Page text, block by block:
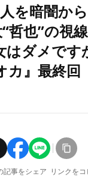
を暗闇か
哲也”の視
はダメで
カ』最終回
記事をシェア リンクを